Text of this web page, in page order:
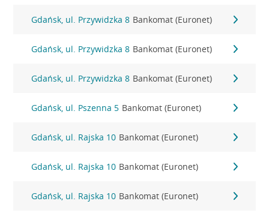
Gdańsk, ul. Przywidzka 8 Bankomat (Euronet)
Gdańsk, ul. Przywidzka 8 Bankomat (Euronet)
Gdańsk, ul. Przywidzka 8 Bankomat (Euronet)
Gdańsk, ul. Pszenna 5 Bankomat (Euronet)
Gdańsk, ul. Rajska 10 Bankomat (Euronet)
Gdańsk, ul. Rajska 10 Bankomat (Euronet)
Gdańsk, ul. Rajska 10 Bankomat (Euronet)